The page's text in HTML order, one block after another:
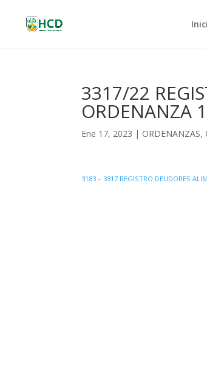
3317/22
ORDENANZA
Ene 17, 2023 | ORDENANZAS,
3183 – 3317 REGISTRO DEUDORES